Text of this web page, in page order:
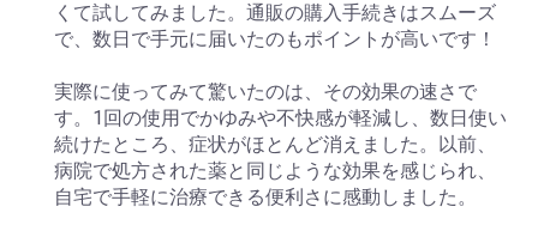
くて試してみました。通販の購入手続きはスムーズ
で、数日で手元に届いたのもポイントが高いです！
実際に使ってみて驚いたのは、その効果の速さで
す。1回の使用でかゆみや不快感が軽減し、数日使い
続けたところ、症状がほとんど消えました。以前、
病院で処方された薬と同じような効果を感じられ、
自宅で手軽に治療できる便利さに感動しました。